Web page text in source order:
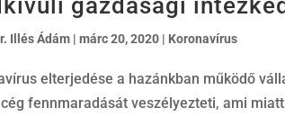
Illés Ádám |márc 20, 2020 | Koronavírus
elterjedése a hazánkban működő
fennmaradását veszélyezteti, ami